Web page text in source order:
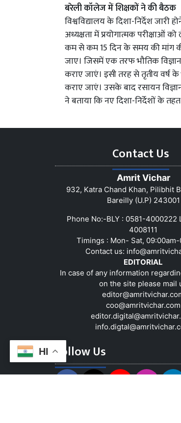
HI
बरेली कॉलेज में शिक्षकों ने की बैठक
विश्वविद्यालय के दिशा-निर्देश जारी
अध्यक्षता में प्रयोगात्मक परीक्षाओं
कम से कम 15 दिन के समय की मांग
जाए। जिसमें एक तरफ भौतिक
कराए जाएं। इसी तरह से तृतीय वर्ष
कराए जाएं। उसके बाद रसायन
ने बताया कि नए दिशा-निर्देशों के
Contact Us
Amrit Vichar
932, Katra Chand Khan, Pilibhit
Bareilly (U.P) 243001
Phone No:-BLY : 0581-4000222
4008111
Timings : Mon- Sat,
Contact us:
EDITORIAL
In case of any information
on the site please mail
coo@amritvichar.com
Follow Us